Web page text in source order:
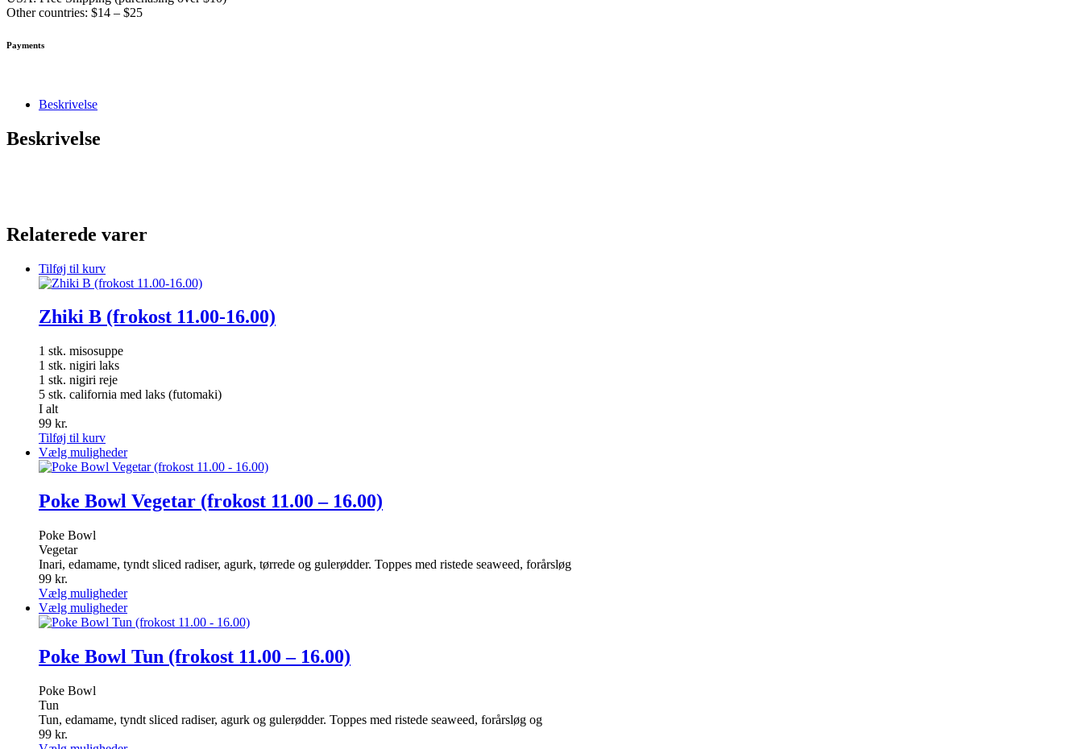
Other countries: $14 – $25
Payments
Beskrivelse
Beskrivelse
Relaterede varer
Tilføj til kurv
Zhiki B (frokost 11.00-16.00)
1 stk. misosuppe
1 stk. nigiri laks
1 stk. nigiri reje
5 stk. california med laks (futomaki)
I alt
99 kr.
Tilføj til kurv
Vælg mulighederDette
vare
flere
varianter.
på
Poke Bowl Vegetar (frokost 11.00 – 16.00)
Poke Bowl
Vegetar
Inari, edamame, tyndt sliced radiser, agurk, tørrede og gulerødder. Toppes med ristede seaweed, forårsløg
99 kr.
Vælg mulighederDette
vare
har
varianter.
Mulighederne
varesiden
Vælg mulighederDette
vare
flere
varianter.
på
Poke Bowl Tun (frokost 11.00 – 16.00)
Poke Bowl
Tun
Tun, edamame, tyndt sliced radiser, agurk og gulerødder. Toppes med ristede seaweed, forårsløg og
99 kr.